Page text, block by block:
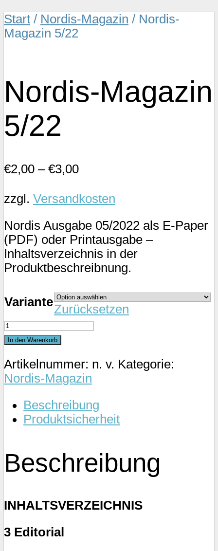
Start / Nordis-Magazin / Nordis-
Magazin 5/22
Nordis-Magazin
5/22
€2,00 – €3,00
zzgl. Versandkosten
Nordis Ausgabe 05/2022 als E-Paper
(PDF) oder Printausgabe –
Inhaltsverzeichnis in der
Produktbeschreibnung.
Variante
Zurücksetzen
Nordis-
Magazin
Menge
In den Warenkorb
Artikelnummer: n. v. Kategorie:
Nordis-Magazin
Beschreibung
Produktsicherheit
Beschreibung
INHALTSVERZEICHNIS
3 Editorial